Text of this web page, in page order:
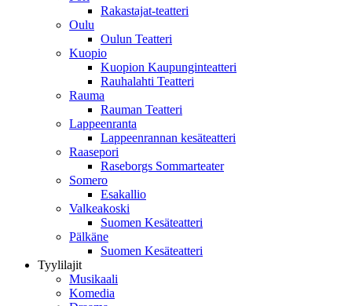
Rakastajat-teatteri
Oulu
Oulun Teatteri
Kuopio
Kuopion Kaupunginteatteri
Rauhalahti Teatteri
Rauma
Rauman Teatteri
Lappeenranta
Lappeenrannan kesäteatteri
Raasepori
Raseborgs Sommarteater
Somero
Esakallio
Valkeakoski
Suomen Kesäteatteri
Pälkäne
Suomen Kesäteatteri
Tyylilajit
Musikaali
Komedia